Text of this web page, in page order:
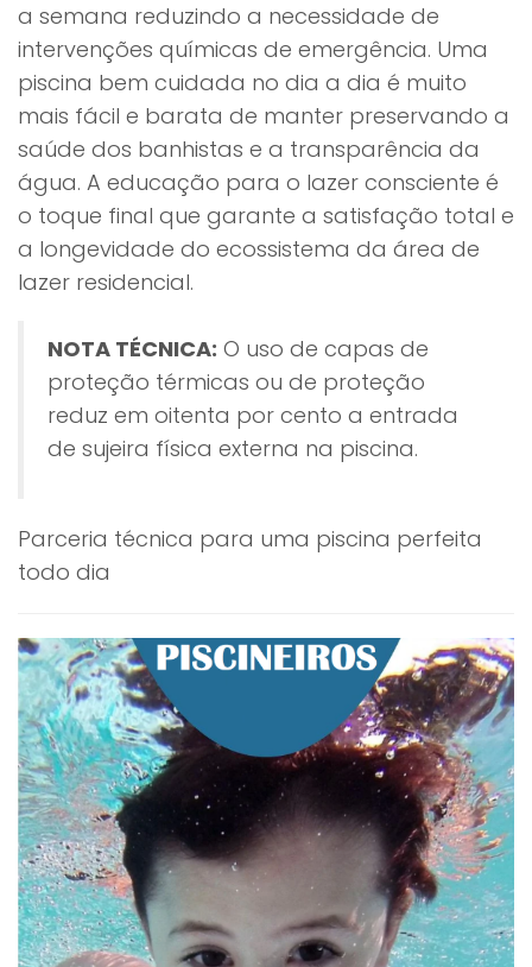
a semana reduzindo a necessidade de
intervenções químicas de emergência. Uma
piscina bem cuidada no dia a dia é muito
mais fácil e barata de manter preservando a
saúde dos banhistas e a transparência da
água. A educação para o lazer consciente é
o toque final que garante a satisfação total e
a longevidade do ecossistema da área de
lazer residencial.
NOTA TÉCNICA: O uso de capas de
proteção térmicas ou de proteção
reduz em oitenta por cento a entrada
de sujeira física externa na piscina.
Parceria técnica para uma piscina perfeita
todo dia